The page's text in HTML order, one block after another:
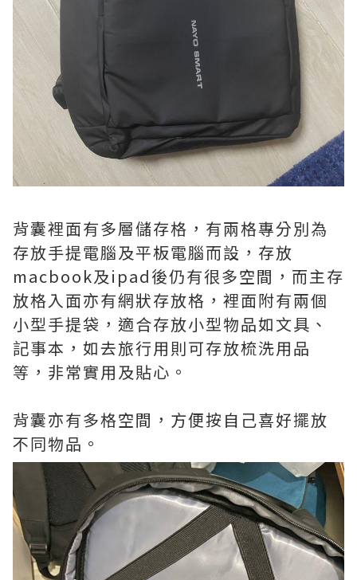
背囊裡面有多層儲存格，有兩格專分別為
存放手提電腦及平板電腦而設，存放
macbook及ipad後仍有很多空間，而主存
放格入面亦有網狀存放格，裡面附有兩個
小型手提袋，適合存放小型物品如文具、
記事本，如去旅行用則可存放梳洗用品
等，非常實用及貼心。
背囊亦有多格空間，方便按自己喜好擺放
不同物品。